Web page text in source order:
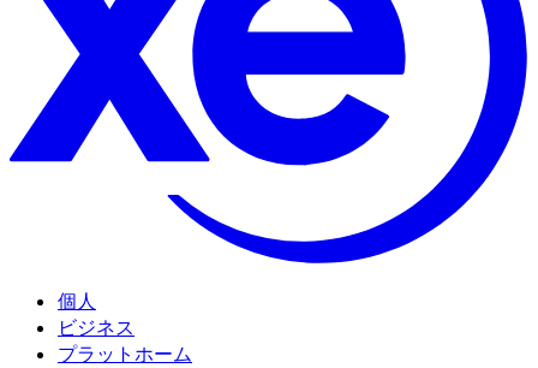
個人
ビジネス
プラットホーム